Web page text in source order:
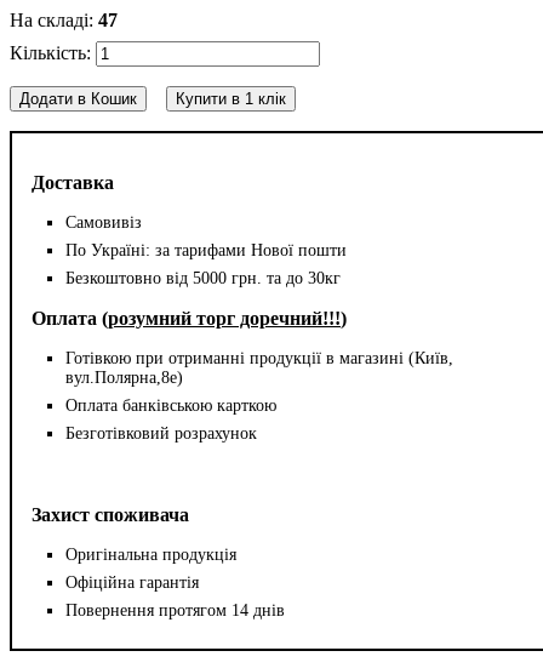
Доставка
Самовивіз
По Україні: за тарифами Нової пошти
Безкоштовно від 5000 грн. та до 30кг
Оплата (розумний торг доречний!!!)
Готівкою при отриманні продукції в магазині (Київ,
вул.Полярна,8е)
Оплата банківською карткою
Безготівковий розрахунок
Захист споживача
Оригінальна продукція
Офіційна гарантія
Повернення протягом 14 днів
47
Додати в Кошик Купити в 1 клік